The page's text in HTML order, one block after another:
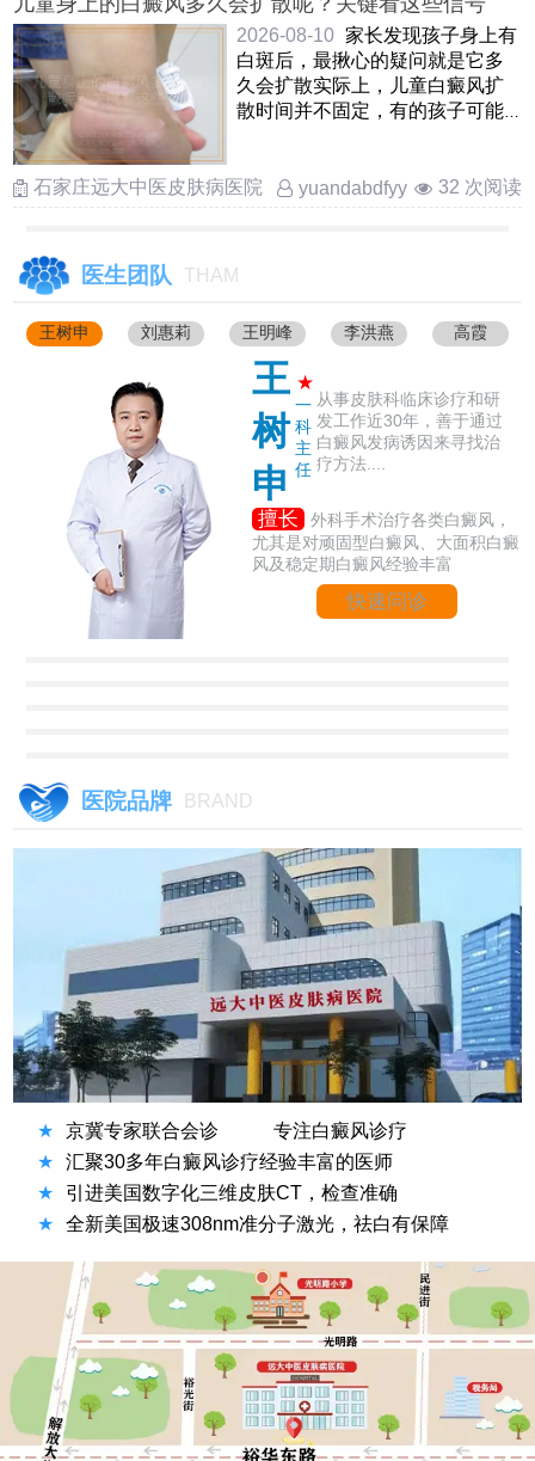
2026-08-10 家长发现孩子身上有
白斑后，最揪心的疑问就是它多
久会扩散实际上，儿童白癜风扩
散时间并不固定，有的孩子可能
石家庄远大中医皮肤病医院 yuandabdfyy 32 次阅读
医生团队 THAM
王树申 刘惠莉 王明峰 李洪燕 高霞
王
树
申
★
一
科
主
任
从事皮肤科临床诊疗和研
发工作近30年，善于通过
白癜风发病诱因来寻找治
疗方法....
擅长
外科手术治疗各类白癜风，
尤其是对顽固型白癜风、大面积白癜
风及稳定期白癜风经验丰富
快速问诊
医院品牌 BRAND
★ 京冀专家联合会诊
专注白癜风诊疗
★
汇聚30多年白癜风诊疗经验丰富的医师
★
引进美国数字化三维皮肤CT，检查准确
★
全新美国极速308nm准分子激光，祛白有保障